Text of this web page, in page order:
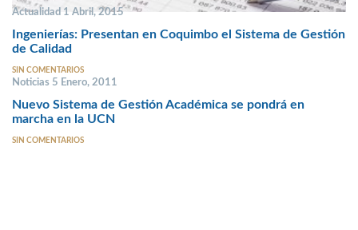
Actualidad 1 Abril, 2015
Ingenierías: Presentan en Coquimbo el Sistema de Gestión
de Calidad
SIN COMENTARIOS
Noticias 5 Enero, 2011
Nuevo Sistema de Gestión Académica se pondrá en
marcha en la UCN
SIN COMENTARIOS